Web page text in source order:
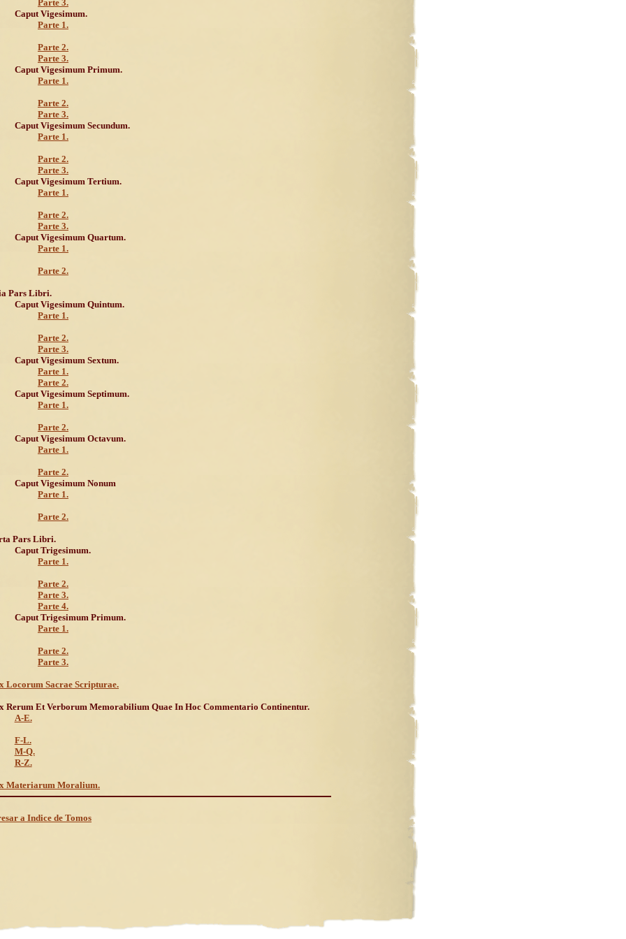
Parte 3.
Caput Vigesimum.
Parte 1.
Parte 2.
Parte 3.
Caput Vigesimum Primum.
Parte 1.
Parte 2.
Parte 3.
Caput Vigesimum Secundum.
Parte 1.
Parte 2.
Parte 3.
Caput Vigesimum Tertium.
Parte 1.
Parte 2.
Parte 3.
Caput Vigesimum Quartum.
Parte 1.
Parte 2.
Pars Libri.
Caput Vigesimum Quintum.
Parte 1.
Parte 2.
Parte 3.
Caput Vigesimum Sextum.
Parte 1.
Parte 2.
Caput Vigesimum Septimum.
Parte 1.
Parte 2.
Caput Vigesimum Octavum.
Parte 1.
Parte 2.
Caput Vigesimum Nonum
Parte 1.
Parte 2.
Pars Libri.
Caput Trigesimum.
Parte 1.
Parte 2.
Parte 3.
Parte 4.
Caput Trigesimum Primum.
Parte 1.
Parte 2.
Parte 3.
Locorum Sacrae Scripturae.
Rerum Et Verborum Memorabilium Quae In Hoc Commentario Continentur.
A-E.
F-L.
M-Q.
R-Z.
Materiarum Moralium.
a Indice de Tomos